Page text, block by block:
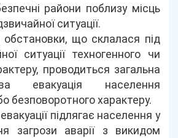
райони поблизу місць
ситуації.
що склалася під
ситуації техногенного чи
проводиться загальна
евакуація населення
безповоротного характеру.
підлягає населення у
загрози аварії з викидом